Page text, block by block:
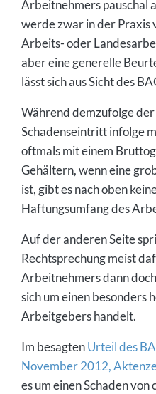
Arbeitnehmers pauschal
werde zwar in der Praxis
Arbeits- oder
aber eine generelle
lässt sich aus Sicht des
Während demzufolge
Schadenseintritt infolge
oftmals mit einem
Gehältern, wenn eine
ist, gibt es nach oben
Haftungsumfang des
Auf der anderen Seite
Rechtsprechung meist
Arbeitnehmers dann
sich um einen besonders
Arbeitgebers handelt.
Im besagtenUrteil des
November 2012,
es um einen Schaden